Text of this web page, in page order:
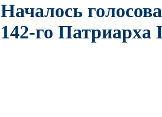
Началось
142-го Патриарха